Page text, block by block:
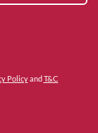
PolicyandT&C